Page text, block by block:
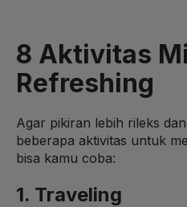
8 Aktivitas
Refreshing
Agar pikiran lebih rileks
beberapa aktivitas untuk
bisa kamu coba:
1. Traveling